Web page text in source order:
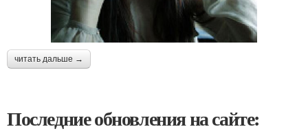
читать дальше →
Последние обновления на сайте: